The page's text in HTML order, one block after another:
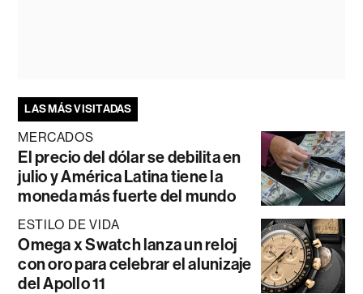
LAS MÁS VISITADAS
MERCADOS
El precio del dólar se debilita en
julio y América Latina tiene la
moneda más fuerte del mundo
ESTILO DE VIDA
Omega x Swatch lanza un reloj
con oro para celebrar el alunizaje
del Apollo 11